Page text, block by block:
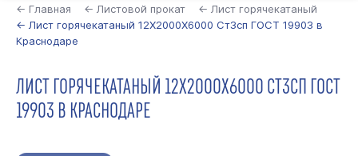
← Главная ← Листовой прокат
← Лист горячекатаный
← Лист горячекатаный 12Х2000Х6000 Ст3сп ГОСТ 19903 в
Краснодаре
ЛИСТ ГОРЯЧЕКАТАНЫЙ 12Х2000Х6000 СТ3СП ГОСТ
19903 В КРАСНОДАРЕ